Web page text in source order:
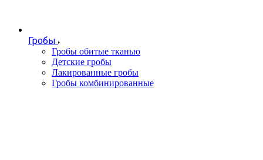
Гробы
Гробы обитые тканью
Детские гробы
Лакированные гробы
Гробы комбинированные